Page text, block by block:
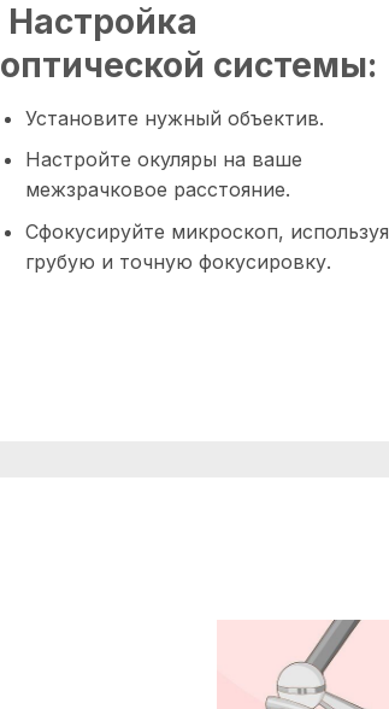
Настройка
оптической системы:
Установите нужный объектив.
Настройте окуляры на ваше
межзрачковое расстояние.
Сфокусируйте микроскоп, используя
грубую и точную фокусировку.